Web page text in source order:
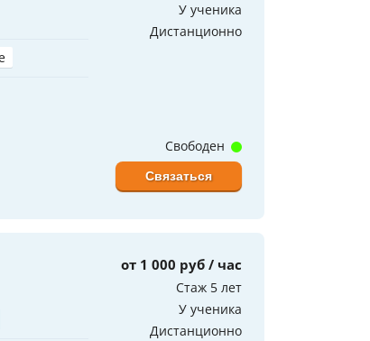
У ученика
Дистанционно
Свободен
Связаться
от 1 000 руб / час
Стаж 5 лет
У ученика
Дистанционно